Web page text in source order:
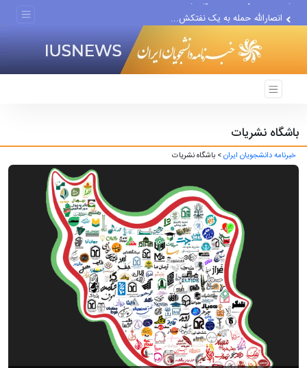
انصارالله حمله به یک نفتکش...
باشگاه نشریات
خبرنامه دانشجویان ایران> باشگاه نشریات